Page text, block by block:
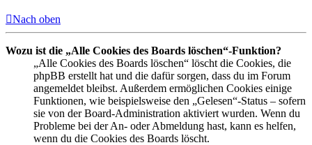
Nach oben
Wozu ist die „Alle Cookies des Boards löschen“-Funktion?
„Alle Cookies des Boards löschen“ löscht die Cookies, die
phpBB erstellt hat und die dafür sorgen, dass du im Forum
angemeldet bleibst. Außerdem ermöglichen Cookies einige
Funktionen, wie beispielsweise den „Gelesen“-Status – sofern
sie von der Board-Administration aktiviert wurden. Wenn du
Probleme bei der An- oder Abmeldung hast, kann es helfen,
wenn du die Cookies des Boards löscht.